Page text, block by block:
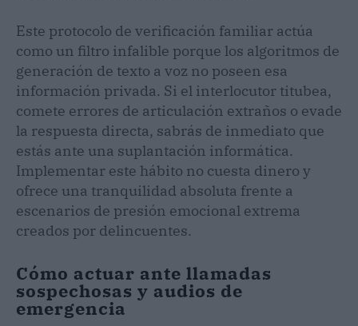
Este protocolo de verificación familiar actúa
como un filtro infalible porque los algoritmos de
generación de texto a voz no poseen esa
información privada. Si el interlocutor titubea,
comete errores de articulación extraños o evade
la respuesta directa, sabrás de inmediato que
estás ante una suplantación informática.
Implementar este hábito no cuesta dinero y
ofrece una tranquilidad absoluta frente a
escenarios de presión emocional extrema
creados por delincuentes.
Cómo actuar ante llamadas
sospechosas y audios de
emergencia